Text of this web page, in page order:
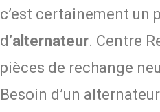
c’est certainement un
d’alternateur. Centre
pièces de rechange
Besoin d’un